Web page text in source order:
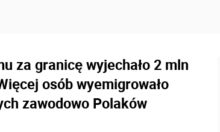
za granicę wyjechało 2 mln
osób wyemigrowało
zawodowo Polaków